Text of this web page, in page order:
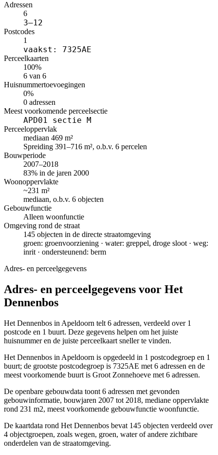
Adressen
6
3–12
Postcodes
1
vaakst: 7325AE
Perceelkaarten
100%
6 van 6
Huisnummertoevoegingen
0%
0 adressen
Meest voorkomende perceelsectie
APD01 sectie M
Perceeloppervlak
mediaan 469 m²
Spreiding 391–716 m², o.b.v. 6 percelen
Bouwperiode
2007–2018
83% in de jaren 2000
Woonoppervlakte
~231 m²
mediaan, o.b.v. 6 objecten
Gebouwfunctie
Alleen woonfunctie
Omgeving rond de straat
145 objecten in de directe straatomgeving
groen: groenvoorziening · water: greppel, droge sloot · weg:
inrit · ondersteunend: berm
Adres- en perceelgegevens
Adres- en perceelgegevens voor Het
Dennenbos
Het Dennenbos in Apeldoorn telt 6 adressen, verdeeld over 1
postcode en 1 buurt. Deze gegevens helpen om het juiste
huisnummer en de juiste perceelkaart sneller te vinden.
Het Dennenbos in Apeldoorn is opgedeeld in 1 postcodegroep en 1
buurt; de grootste postcodegroep is 7325AE met 6 adressen en de
meest voorkomende buurt is Groot Zonnehoeve met 6 adressen.
De openbare gebouwdata toont 6 adressen met gevonden
gebouwinformatie, bouwjaren 2007 tot 2018, mediane oppervlakte
rond 231 m2, meest voorkomende gebouwfunctie woonfunctie.
De kaartdata rond Het Dennenbos bevat 145 objecten verdeeld over
4 objectgroepen, zoals wegen, groen, water of andere zichtbare
onderdelen van de straatomgeving.